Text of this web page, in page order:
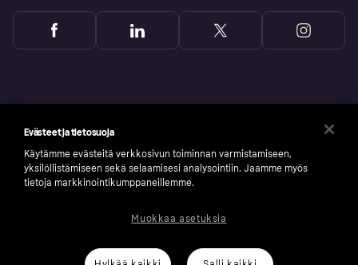
number: 556737-0431
Evästeet ja tietosuoja
Käytämme evästeitä verkkosivun toiminnan varmistamiseen,
yksilöllistämiseen sekä selaamisesi analysointiin. Jaamme myös
tietoja markkinointikumppaneillemme.
Muokkaa asetuksia